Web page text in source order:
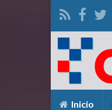
Inicio